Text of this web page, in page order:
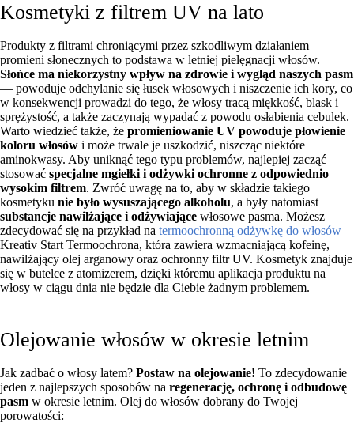
Kosmetyki z filtrem UV na lato
Produkty z filtrami chroniącymi przez szkodliwym działaniem
promieni słonecznych to podstawa w letniej pielęgnacji włosów.
Słońce ma niekorzystny wpływ na zdrowie i wygląd naszych pasm
— powoduje odchylanie się łusek włosowych i niszczenie ich kory, co
w konsekwencji prowadzi do tego, że włosy tracą miękkość, blask i
sprężystość, a także zaczynają wypadać z powodu osłabienia cebulek.
Warto wiedzieć także, że promieniowanie UV powoduje płowienie
koloru włosów i może trwale je uszkodzić, niszcząc niektóre
aminokwasy. Aby uniknąć tego typu problemów, najlepiej zacząć
stosować specjalne mgiełki i odżywki ochronne z odpowiednio
wysokim filtrem. Zwróć uwagę na to, aby w składzie takiego
kosmetyku nie było wysuszającego alkoholu, a były natomiast
substancje nawilżające i odżywiające włosowe pasma. Możesz
zdecydować się na przykład na termoochronną odżywkę do włosów
Kreativ Start Termoochrona, która zawiera wzmacniającą kofeinę,
nawilżający olej arganowy oraz ochronny filtr UV. Kosmetyk znajduje
się w butelce z atomizerem, dzięki któremu aplikacja produktu na
włosy w ciągu dnia nie będzie dla Ciebie żadnym problemem.
Olejowanie włosów w okresie letnim
Jak zadbać o włosy latem? Postaw na olejowanie! To zdecydowanie
jeden z najlepszych sposobów na regenerację, ochronę i odbudowę
pasm w okresie letnim. Olej do włosów dobrany do Twojej
porowatości: